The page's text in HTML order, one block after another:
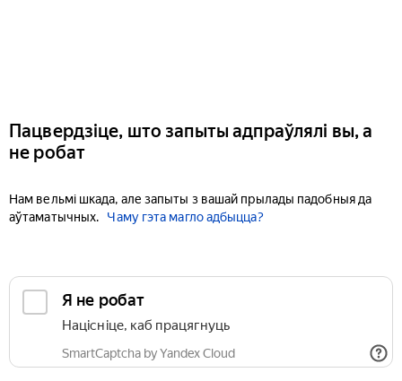
Пацвердзіце, што запыты адпраўлялі вы, а
не робат
Нам вельмі шкада, але запыты з вашай прылады падобныя да
аўтаматычных.
Чаму гэта магло адбыцца?
Я не робат
Націсніце, каб працягнуць
SmartCaptcha by Yandex Cloud